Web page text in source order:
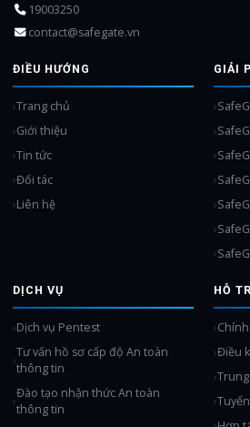
19003250
contact@safegate.vn
ĐIỀU HƯỚNG
Trang chủ
Giới thiệu
Tin tức
Đối tác
Liên hệ
GIẢI
DỊCH VỤ
Dịch vụ Pentest
Tư vấn hồ sơ cấp độ An toàn
thông tin
Đào tạo nhận thức An toàn
thông tin
HỖ
Điều